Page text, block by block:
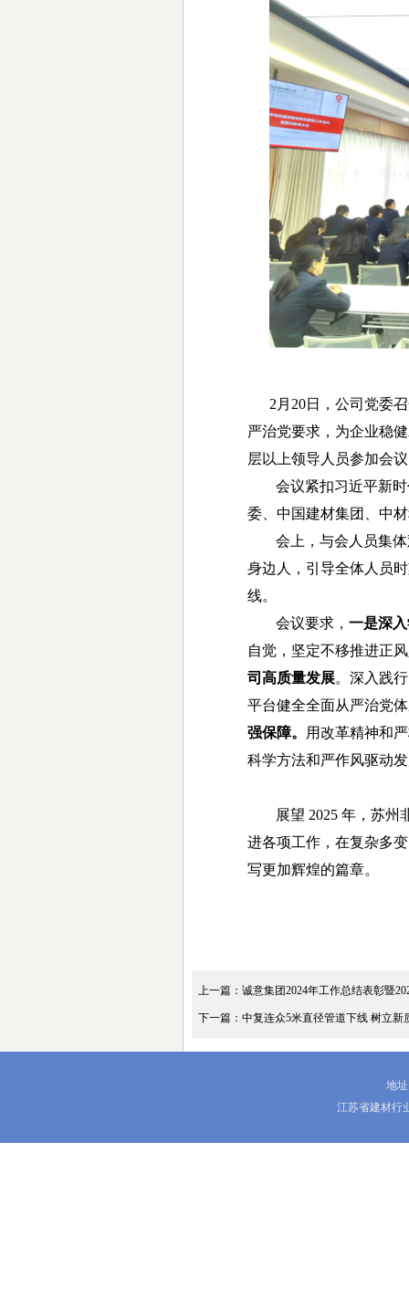
2月20日，公司党委召
严治党要求，为企业稳
层以上领导人员参加会
会议紧扣习近平新
委、中国建材集团、中
会上，与会人员集
身边人，引导全体人员
线。
会议要求， 一是深
自觉，坚定不移推进正
司高质量发展。深入践
平台健全全面从严治党
强保障。
用改革精神和
科学方法和严作风驱动
展望 2025 年，苏
进各项工作，在复杂多
写更加辉煌的篇章。
上一篇：诚意集团2024年工作总结表彰暨
下一篇：中复连众5米直径管道下线 树立新
地
江苏省建材行